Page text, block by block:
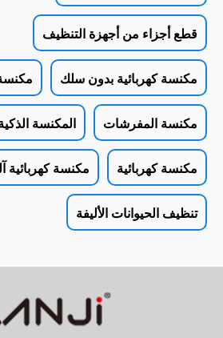
قطع أجزاء من أجهزة التنظيف
مكنسة كهربائية بدون سلك
مكنسة المفرشات المكنسة
مكنسة كهربائية مكنسة كهربائية
تنظيف الحيوانات الأليفة